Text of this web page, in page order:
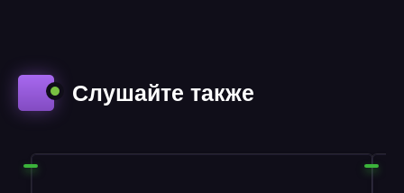
Слушайте также